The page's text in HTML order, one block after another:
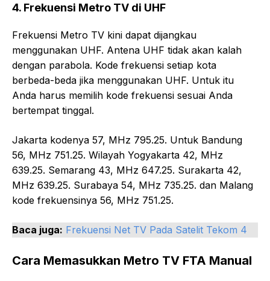
4. Frekuensi Metro TV di UHF
Frekuensi Metro TV kini dapat dijangkau
menggunakan UHF. Antena UHF tidak akan kalah
dengan parabola. Kode frekuensi setiap kota
berbeda-beda jika menggunakan UHF. Untuk itu
Anda harus memilih kode frekuensi sesuai Anda
bertempat tinggal.
Jakarta kodenya 57, MHz 795.25. Untuk Bandung
56, MHz 751.25. Wilayah Yogyakarta 42, MHz
639.25. Semarang 43, MHz 647.25. Surakarta 42,
MHz 639.25. Surabaya 54, MHz 735.25. dan Malang
kode frekuensinya 56, MHz 751.25.
Baca juga: Frekuensi Net TV Pada Satelit Tekom 4
Cara Memasukkan Metro TV FTA Manual